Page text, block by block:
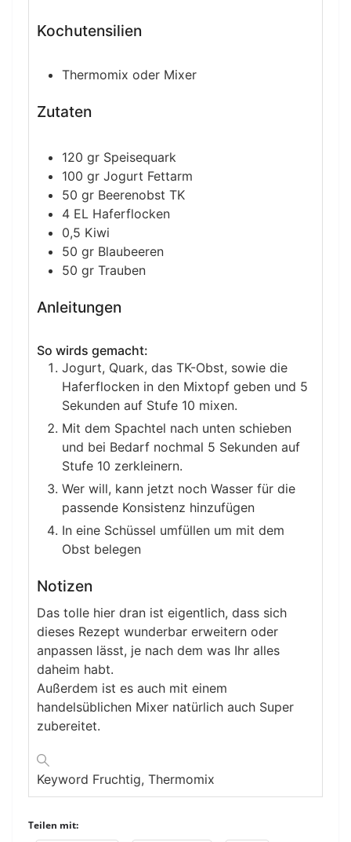
Kochutensilien
Thermomix oder Mixer
Zutaten
120 gr Speisequark
100 gr Jogurt Fettarm
50 gr Beerenobst TK
4 EL Haferflocken
0,5 Kiwi
50 gr Blaubeeren
50 gr Trauben
Anleitungen
So wirds gemacht:
Jogurt, Quark, das TK-Obst, sowie die
Haferflocken in den Mixtopf geben und 5
Sekunden auf Stufe 10 mixen.
Mit dem Spachtel nach unten schieben
und bei Bedarf nochmal 5 Sekunden auf
Stufe 10 zerkleinern.
Wer will, kann jetzt noch Wasser für die
passende Konsistenz hinzufügen
In eine Schüssel umfüllen um mit dem
Obst belegen
Notizen
Das tolle hier dran ist eigentlich, dass sich
dieses Rezept wunderbar erweitern oder
anpassen lässt, je nach dem was Ihr alles
daheim habt.
Außerdem ist es auch mit einem
handelsüblichen Mixer natürlich auch Super
zubereitet.
Keyword Fruchtig, Thermomix
Teilen mit: